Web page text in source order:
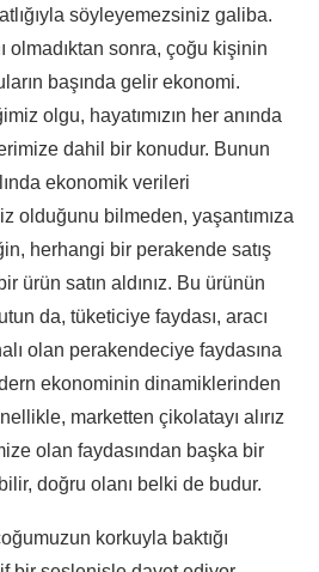
söyleyemezsiniz galiba.
olmadıktan sonra, çoğu kişinin
başında gelir ekonomi.
olgu, hayatımızın her anında
dahil bir konudur. Bunun
ekonomik verileri
olduğunu bilmeden, yaşantımıza
herhangi bir perakende satış
ürün satın aldınız. Bu ürünün
da, tüketiciye faydası, aracı
olan perakendeciye faydasına
ekonominin dinamiklerinden
marketten çikolatayı alırız
olan faydasından başka bir
doğru olanı belki de budur.
korkuyla baktığı